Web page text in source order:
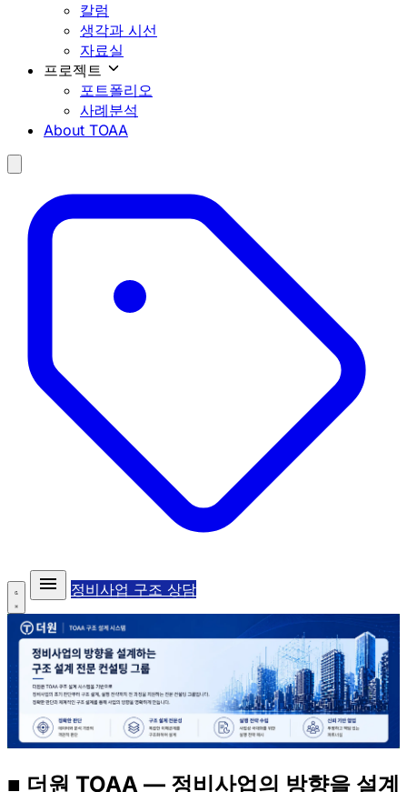
칼럼
생각과 시선
자료실
프로젝트
포트폴리오
사례분석
About TOAA
정비사업 구조 상담
■ 더원 TOAA — 정비사업의 방향을 설계